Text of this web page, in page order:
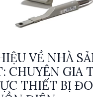
VỀ NHÀ
CHUYÊN GIA
THIẾT BỊ
ĐIỆN